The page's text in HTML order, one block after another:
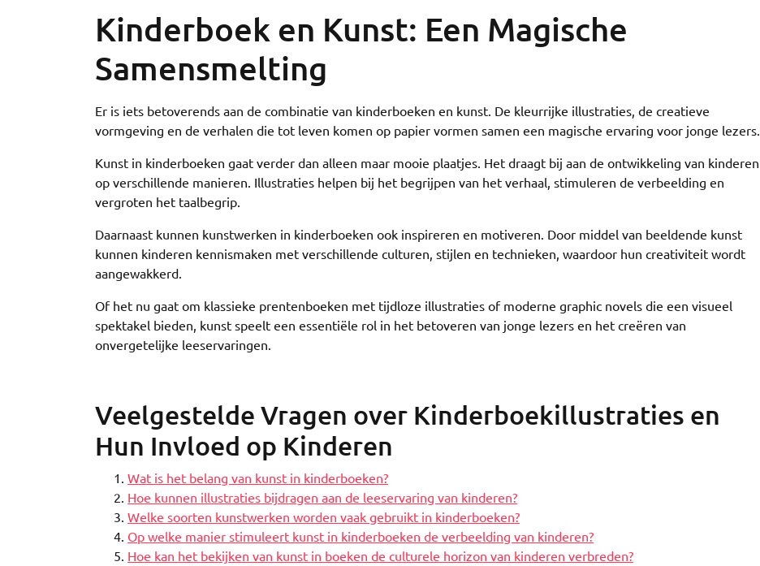
Kinderboek en Kunst: Een Magische
Samensmelting
Er is iets betoverends aan de combinatie van kinderboeken en kunst. De kleurrijke illustraties, de creatieve
vormgeving en de verhalen die tot leven komen op papier vormen samen een magische ervaring voor jonge lezers.
Kunst in kinderboeken gaat verder dan alleen maar mooie plaatjes. Het draagt bij aan de ontwikkeling van kinderen
op verschillende manieren. Illustraties helpen bij het begrijpen van het verhaal, stimuleren de verbeelding en
vergroten het taalbegrip.
Daarnaast kunnen kunstwerken in kinderboeken ook inspireren en motiveren. Door middel van beeldende kunst
kunnen kinderen kennismaken met verschillende culturen, stijlen en technieken, waardoor hun creativiteit wordt
aangewakkerd.
Of het nu gaat om klassieke prentenboeken met tijdloze illustraties of moderne graphic novels die een visueel
spektakel bieden, kunst speelt een essentiële rol in het betoveren van jonge lezers en het creëren van
onvergetelijke leeservaringen.
Veelgestelde Vragen over Kinderboekillustraties en
Hun Invloed op Kinderen
Wat is het belang van kunst in kinderboeken?
Hoe kunnen illustraties bijdragen aan de leeservaring van kinderen?
Welke soorten kunstwerken worden vaak gebruikt in kinderboeken?
Op welke manier stimuleert kunst in kinderboeken de verbeelding van kinderen?
Hoe kan het bekijken van kunst in boeken de culturele horizon van kinderen verbreden?